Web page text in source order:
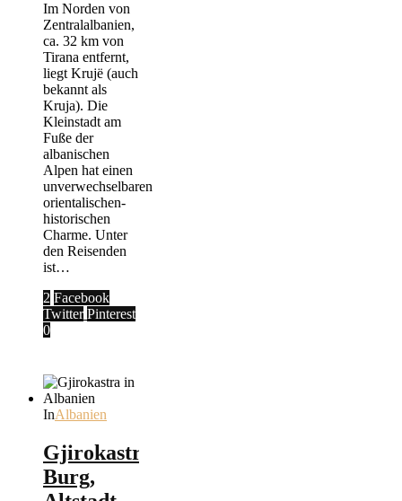
Im Norden von
Zentralalbanien,
ca. 32 km von
Tirana entfernt,
liegt Krujë (auch
bekannt als
Kruja). Die
Kleinstadt am
Fuße der
albanischen
Alpen hat einen
unverwechselbaren
orientalischen-
historischen
Charme. Unter
den Reisenden
ist…
2 Facebook
Twitter Pinterest
0
InAlbanien
Gjirokastra:
Burg,